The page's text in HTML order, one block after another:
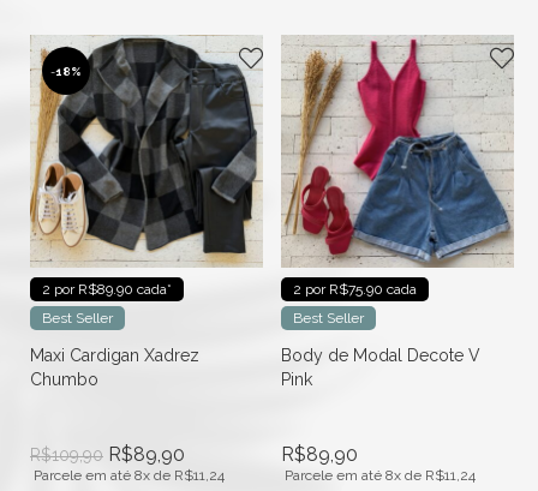
-18%
2 por R$89.90 cada*
Best Seller
Maxi Cardigan Xadrez
Chumbo
R$109,90 R$89,90
Parcele em até 8x de R$11,24
2 por R$75.90 cada
Best Seller
Body de Modal Decote V
Pink
R$89,90
Parcele em até 8x de R$11,24